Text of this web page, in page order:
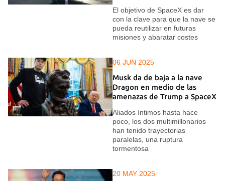
El objetivo de SpaceX es dar
con la clave para que la nave se
pueda reutilizar en futuras
misiones y abaratar costes
06 JUN 2025
Musk da de baja a la nave
Dragon en medio de las
amenazas de Trump a SpaceX
Aliados íntimos hasta hace
poco, los dos multimillonarios
han tenido trayectorias
paralelas, una ruptura
tormentosa
20 MAY 2025